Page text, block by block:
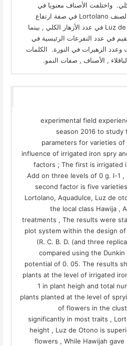
واختلفت الأصناف معنويا في
معظم الصفات , حيث تفوق الصنف Lortolano في صفة ارتفاع
النبات , تفوق الصنف Luz de otono في عدد الأزهار الكلي , بينما
في عدد التفرعات الرئيسية في
وعدد الزهيرات في النورة. الكلمات
, الأصناف , صفات النمو.
experimental field
season 2016 to
parameters for varieties
influence of irrigated iron spry
factors ; The first is irrigated
Add on three levels of 0 g. l-1 ,
second factor is five
Lortolano, Aquadulce, Luz de
the local class Hawija ,
treatments , The results were
plot system within the design
(R. C. B. D. (and three
compared using the
potential of 0. 05. The results
plants at the level of irrigated
1 in plant heigh and total
plants planted at the level of
of flowers in the
significantly in most traits ,
height , Luz de Otono is
flowers , While Hawijah